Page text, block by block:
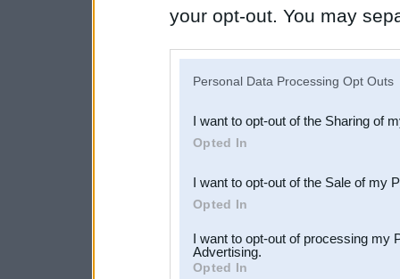
your opt-out. You may
Downstream Participants
third parties.
Personal Data Processing Opt Outs
I want to opt-out of the Sharing of
Opted In
I want to opt-out of the Sale of my
Opted In
I want to opt-out of processing my
Advertising.
Opted In